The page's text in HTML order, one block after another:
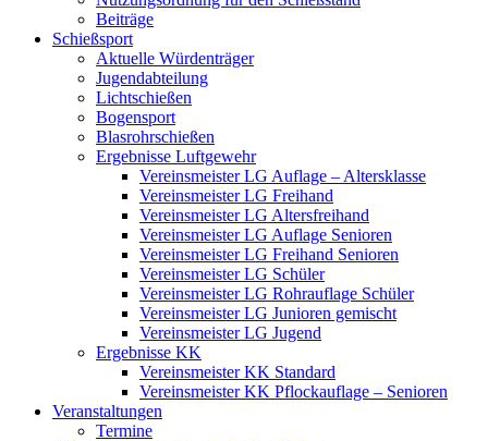
Beiträge
Schießsport
Aktuelle Würdenträger
Jugendabteilung
Lichtschießen
Bogensport
Blasrohrschießen
Ergebnisse Luftgewehr
Vereinsmeister LG Auflage – Altersklasse
Vereinsmeister LG Freihand
Vereinsmeister LG Altersfreihand
Vereinsmeister LG Auflage Senioren
Vereinsmeister LG Freihand Senioren
Vereinsmeister LG Schüler
Vereinsmeister LG Rohrauflage Schüler
Vereinsmeister LG Junioren gemischt
Vereinsmeister LG Jugend
Ergebnisse KK
Vereinsmeister KK Standard
Vereinsmeister KK Pflockauflage – Senioren
Veranstaltungen
Termine